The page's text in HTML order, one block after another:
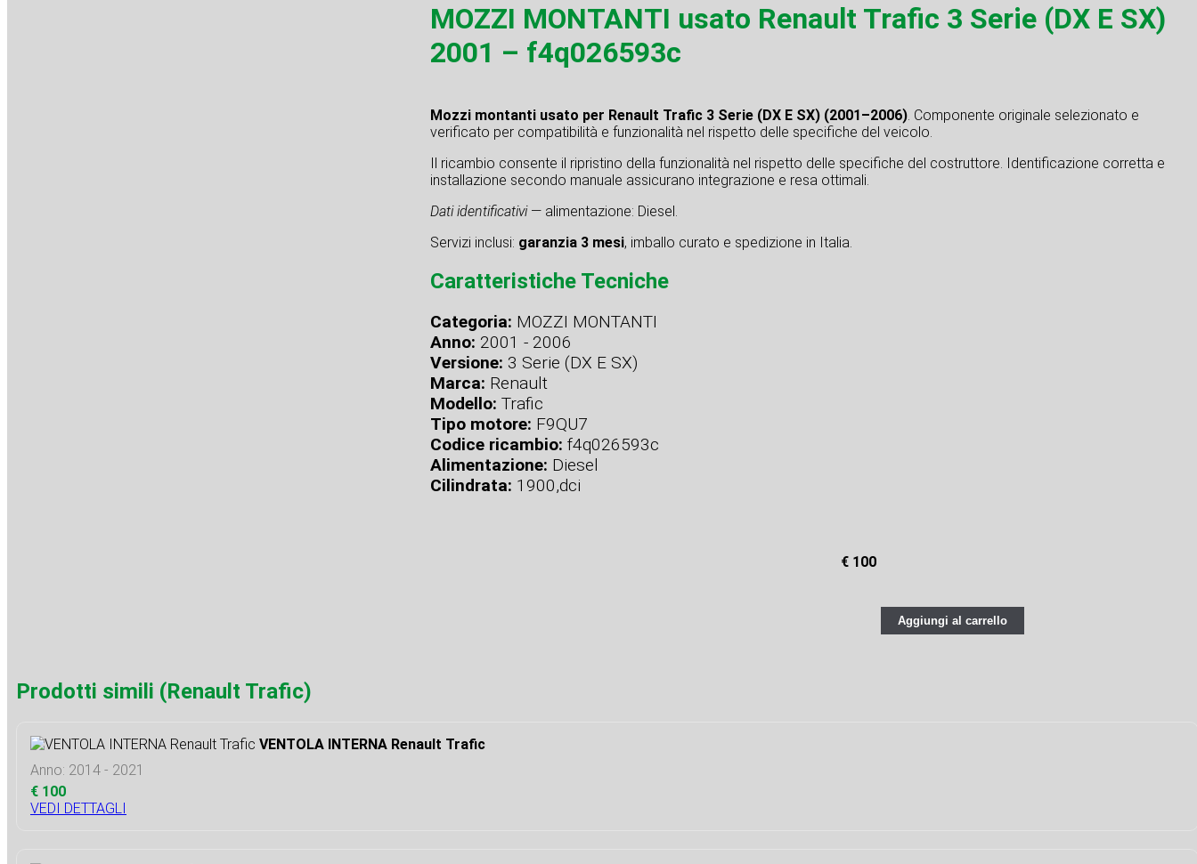
MOZZI MONTANTI usato Renault Trafic 3 Serie (DX E SX)
2001 – f4q026593c
Mozzi montanti usato per Renault Trafic 3 Serie (DX E SX) (2001–2006). Componente originale selezionato e
verificato per compatibilità e funzionalità nel rispetto delle specifiche del veicolo.
Il ricambio consente il ripristino della funzionalità nel rispetto delle specifiche del costruttore. Identificazione corretta e
installazione secondo manuale assicurano integrazione e resa ottimali.
Dati identificativi— alimentazione: Diesel.
Servizi inclusi: garanzia 3 mesi, imballo curato e spedizione in Italia.
Caratteristiche Tecniche
Categoria: MOZZI MONTANTI
Anno: 2001 - 2006
Versione: 3 Serie (DX E SX)
Marca: Renault
Modello: Trafic
Tipo motore: F9QU7
Codice ricambio: f4q026593c
Alimentazione: Diesel
Cilindrata: 1900,dci
€ 100
Aggiungi al carrello
Prodotti simili (Renault Trafic)
VENTOLA INTERNA Renault Trafic
Anno: 2014 - 2021
€ 100
VEDI DETTAGLI